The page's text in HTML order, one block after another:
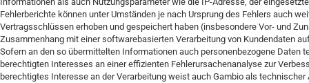
Fehlerberichte können unter Umständen je nach Ursprung des Fehlers auch
Vertragsschlüssen erhoben und gespeichert haben (insbesondere Vor- und
Zusammenhang mit einer softwarebasierten Verarbeitung von Kundendaten
Sofern an den so übermittelten Informationen auch personenbezogene Daten
berechtigten Interesses an einer effizienten Fehlerursachenanalyse zur
berechtigtes Interesse an der Verarbeitung weist auch Gambio als